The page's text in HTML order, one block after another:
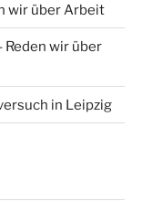
wir über Arbeit
Reden wir über
in Leipzig